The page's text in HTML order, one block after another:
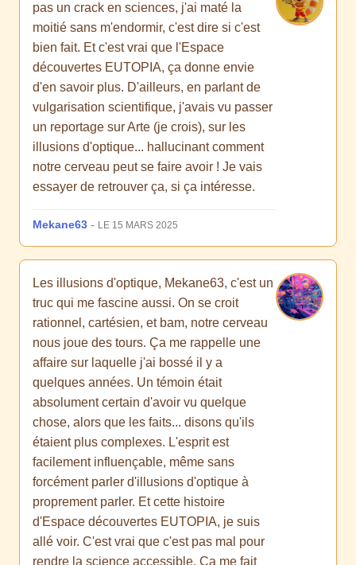
pas un crack en sciences, j'ai maté la
moitié sans m'endormir, c'est dire si c'est
bien fait. Et c'est vrai que l'Espace
découvertes EUTOPIA, ça donne envie
d'en savoir plus. D'ailleurs, en parlant de
vulgarisation scientifique, j'avais vu passer
un reportage sur Arte (je crois), sur les
illusions d'optique... hallucinant comment
notre cerveau peut se faire avoir ! Je vais
essayer de retrouver ça, si ça intéresse.
Mekane63 - LE 15 MARS 2025
Les illusions d'optique, Mekane63, c'est un
truc qui me fascine aussi. On se croit
rationnel, cartésien, et bam, notre cerveau
nous joue des tours. Ça me rappelle une
affaire sur laquelle j'ai bossé il y a
quelques années. Un témoin était
absolument certain d'avoir vu quelque
chose, alors que les faits... disons qu'ils
étaient plus complexes. L'esprit est
facilement influençable, même sans
forcément parler d'illusions d'optique à
proprement parler. Et cette histoire
d'Espace découvertes EUTOPIA, je suis
allé voir. C'est vrai que c'est pas mal pour
rendre la science accessible. Ça me fait